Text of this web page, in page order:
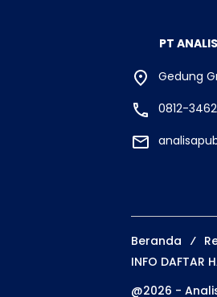
PT
Gedung
0812-
Beranda
INFO DAFTAR
@2026 -